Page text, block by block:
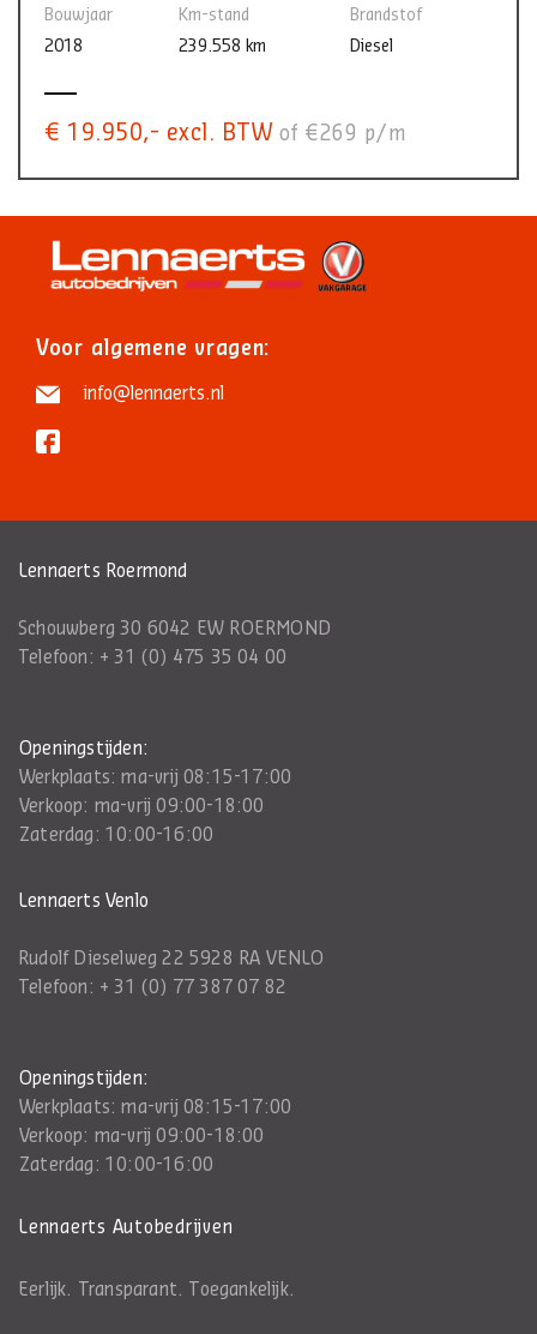
Bouwjaar
2018
Km-stand
239.558 km
Brandstof
Diesel
€ 19.950,- excl. BTW of €269 p/m
Voor algemene vragen:
info@lennaerts.nl
Lennaerts Roermond
Schouwberg 30 6042 EW ROERMOND
Telefoon: + 31 (0) 475 35 04 00
Openingstijden:
Werkplaats: ma-vrij 08:15-17:00
Verkoop: ma-vrij 09:00-18:00
Zaterdag: 10:00-16:00
Lennaerts Venlo
Rudolf Dieselweg 22 5928 RA VENLO
Telefoon: + 31 (0) 77 387 07 82
Openingstijden:
Werkplaats: ma-vrij 08:15-17:00
Verkoop: ma-vrij 09:00-18:00
Zaterdag: 10:00-16:00
Lennaerts Autobedrijven
Eerlijk. Transparant. Toegankelijk.